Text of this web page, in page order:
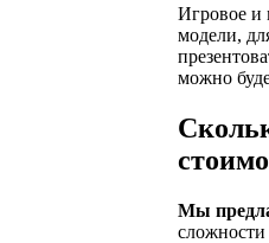
Игровое и
модели,
можно
Мы